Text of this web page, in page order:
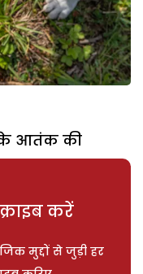
के आतंक की
करें
मुद्दों से जुड़ी हर